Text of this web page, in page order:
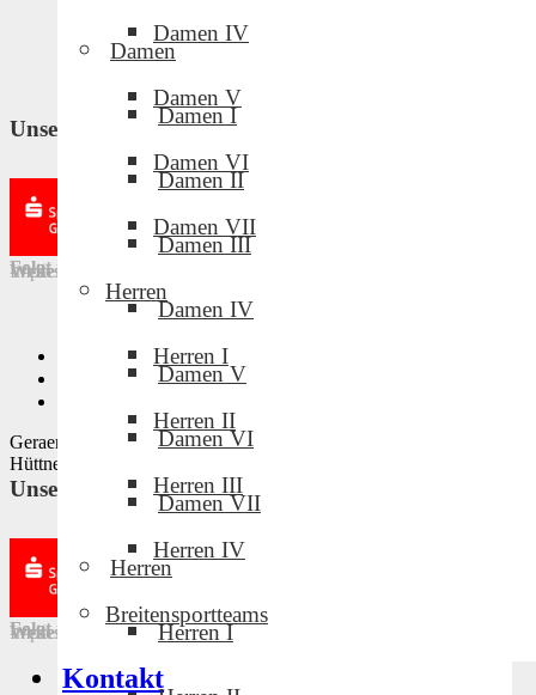
Damen IV
Damen V
Damen VI
Damen VII
Herren
Herren I
Herren II
Herren III
Herren IV
Breitensportteams
Kontakt
Damen
Damen I
Damen II
Damen III
Damen IV
Damen V
Damen VI
Damen VII
Herren
Herren I
Unsere Partner und Sponsoren
Folgt uns in den sozialen Medien!
Weitere Links
Impressum
Privatsphäre-Einstellungen ändern
Historie der Privatsphäre-Einstellungen
Geraer Volleyballclub · Design by Mike Tischmacher und Norman
Hüttner · © 2022
Unsere Partner und Sponsoren
Folgt uns in den sozialen Medien!
Weitere Links
Impressum Downloads· Intern